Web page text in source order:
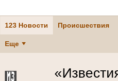
123 Новости Происшествия
Еще